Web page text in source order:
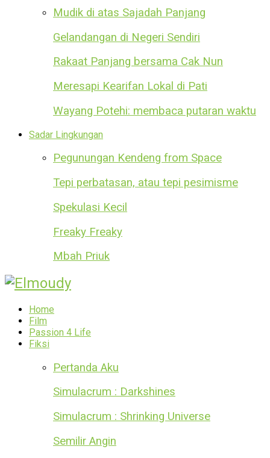
Mudik di atas Sajadah Panjang
Gelandangan di Negeri Sendiri
Rakaat Panjang bersama Cak Nun
Meresapi Kearifan Lokal di Pati
Wayang Potehi: membaca putaran waktu
Sadar Lingkungan
Pegunungan Kendeng from Space
Tepi perbatasan, atau tepi pesimisme
Spekulasi Kecil
Freaky Freaky
Mbah Priuk
Home
Film
Passion 4 Life
Fiksi
Pertanda Aku
Simulacrum : Darkshines
Simulacrum : Shrinking Universe
Semilir Angin